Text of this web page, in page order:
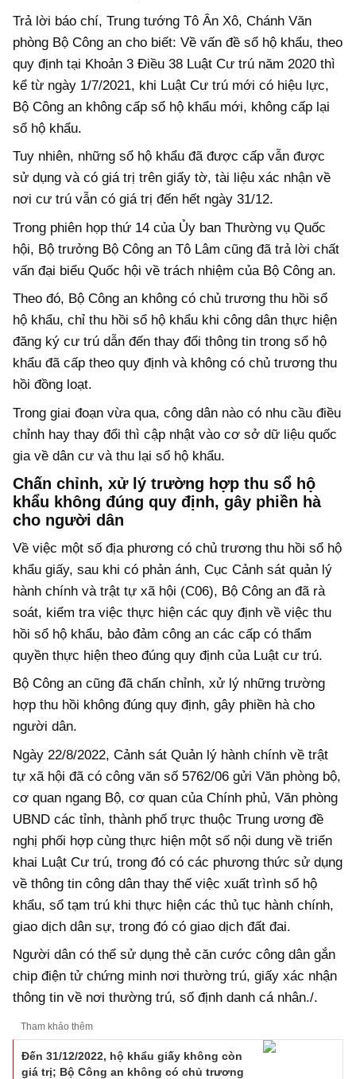
Trả lời báo chí, Trung tướng Tô Ân Xô, Chánh Văn
phòng Bộ Công an cho biết: Về vấn đề sổ hộ khẩu, theo
quy định tại Khoản 3 Điều 38 Luật Cư trú năm 2020 thì
kể từ ngày 1/7/2021, khi Luật Cư trú mới có hiệu lực,
Bộ Công an không cấp sổ hộ khẩu mới, không cấp lại
sổ hộ khẩu.
Tuy nhiên, những sổ hộ khẩu đã được cấp vẫn được
sử dụng và có giá trị trên giấy tờ, tài liệu xác nhận về
nơi cư trú vẫn có giá trị đến hết ngày 31/12.
Trong phiên họp thứ 14 của Ủy ban Thường vụ Quốc
hội, Bộ trưởng Bộ Công an Tô Lâm cũng đã trả lời chất
vấn đại biểu Quốc hội về trách nhiệm của Bộ Công an.
Theo đó, Bộ Công an không có chủ trương thu hồi sổ
hộ khẩu, chỉ thu hồi sổ hộ khẩu khi công dân thực hiện
đăng ký cư trú dẫn đến thay đổi thông tin trong sổ hộ
khẩu đã cấp theo quy định và không có chủ trương thu
hồi đồng loạt.
Trong giai đoạn vừa qua, công dân nào có nhu cầu điều
chỉnh hay thay đổi thì cập nhật vào cơ sở dữ liệu quốc
gia về dân cư và thu lại sổ hộ khẩu.
Chấn chỉnh, xử lý trường hợp thu sổ hộ
khẩu không đúng quy định, gây phiền hà
cho người dân
Về việc một số địa phương có chủ trương thu hồi sổ hộ
khẩu giấy, sau khi có phản ánh, Cục Cảnh sát quản lý
hành chính và trật tự xã hội (C06), Bộ Công an đã rà
soát, kiểm tra việc thực hiện các quy định về việc thu
hồi sổ hộ khẩu, bảo đảm công an các cấp có thẩm
quyền thực hiện theo đúng quy định của Luật cư trú.
Bộ Công an cũng đã chấn chỉnh, xử lý những trường
hợp thu hồi không đúng quy định, gây phiền hà cho
người dân.
Ngày 22/8/2022, Cảnh sát Quản lý hành chính về trật
tự xã hội đã có công văn số 5762/06 gửi Văn phòng bộ,
cơ quan ngang Bộ, cơ quan của Chính phủ, Văn phòng
UBND các tỉnh, thành phố trực thuộc Trung ương đề
nghị phối hợp cùng thực hiện một số nội dung về triển
khai Luật Cư trú, trong đó có các phương thức sử dụng
về thông tin công dân thay thế việc xuất trình sổ hộ
khẩu, sổ tạm trú khi thực hiện các thủ tục hành chính,
giao dịch dân sự, trong đó có giao dịch đất đai.
Người dân có thể sử dụng thẻ căn cước công dân gắn
chip điện tử chứng minh nơi thường trú, giấy xác nhận
thông tin về nơi thường trú, số định danh cá nhân./.
Tham khảo thêm
Đến 31/12/2022, hộ khẩu giấy không còn
giá trị; Bộ Công an không có chủ trương